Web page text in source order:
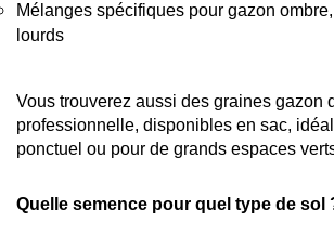
Mélanges spécifiques pour gazon
lourds
Vous trouverez aussi des graines gazon
professionnelle, disponibles en sac,
ponctuel ou pour de grands espaces
Quelle semence pour quel type de sol